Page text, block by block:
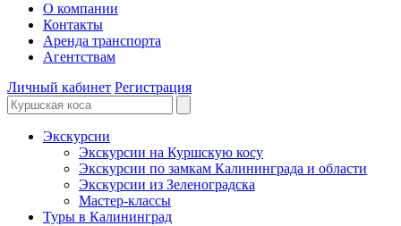
О компании
Контакты
Аренда транспорта
Агентствам
Личный кабинет Регистрация
Экскурсии
Экскурсии на Куршскую косу
Экскурсии по замкам Калининграда и области
Экскурсии из Зеленоградска
Мастер-классы
Туры в Калининград